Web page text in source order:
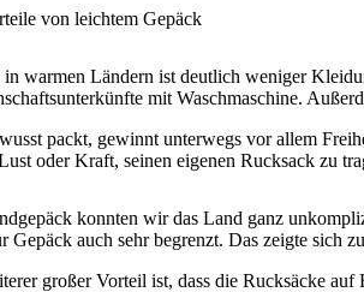
von leichtem Gepäck
in warmen Ländern ist deutlich weniger
mit Waschmaschine.
packt, gewinnt unterwegs vor allem
oder Kraft, seinen eigenen Rucksack zu
konnten wir das Land ganz
Gepäck auch sehr begrenzt. Das zeigte sich
großer Vorteil ist, dass die Rucksäcke